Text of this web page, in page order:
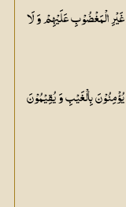
الْمَغْضُوْبِ عَلَیْھِمْ وَ لَا
بِالْغَیْبِ وَ یُقِیْمُوْنَ